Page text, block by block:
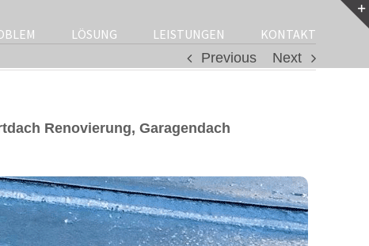
LÖSUNG LEISTUNGEN
KONTAKT
Previous
Next
Renovierung, Garagendach